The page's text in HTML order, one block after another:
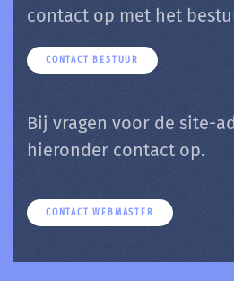
contact op met het
CONTACT BESTUUR
Bij vragen voor de site-
hieronder contact op.
CONTACT WEBMASTER